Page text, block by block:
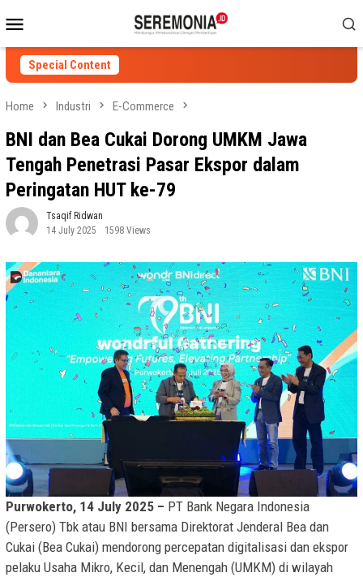
to
contentMenu
Special Content
Home Industri E-Commerce
BNI dan Bea Cukai Dorong UMKM Jawa
Tengah Penetrasi Pasar Ekspor dalam
Peringatan HUT ke-79
Tsaqif Ridwan
14 July 2025
1598 Views
Purwokerto, 14 July 2025 – PT Bank Negara Indonesia
(Persero) Tbk atau BNI bersama Direktorat Jenderal Bea dan
Cukai (Bea Cukai) mendorong percepatan digitalisasi dan ekspor
pelaku Usaha Mikro, Kecil, dan Menengah (UMKM) di wilayah